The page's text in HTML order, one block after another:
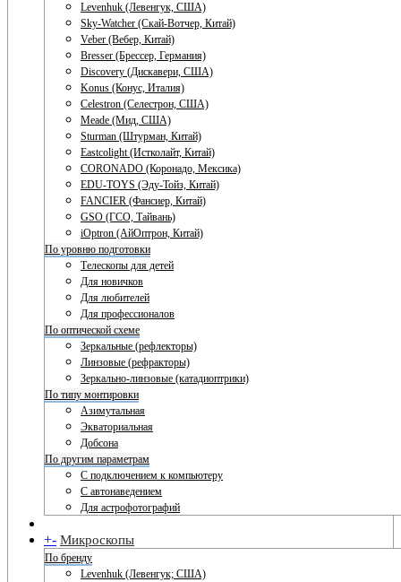
Levenhuk (Левенгук, США)
Sky-Watcher (Скай-Вотчер, Китай)
Veber (Вебер, Китай)
Bresser (Брессер, Германия)
Discovery (Дискавери, США)
Konus (Конус, Италия)
Celestron (Селестрон, США)
Meade (Мид, США)
Sturman (Штурман, Китай)
Eastcolight (Истколайт, Китай)
CORONADO (Коронадо, Мексика)
EDU-TOYS (Эду-Тойз, Китай)
FANCIER (Фансиер, Китай)
GSO (ГСО, Тайвань)
iOptron (АйОптрон, Китай)
По уровню подготовки
Телескопы для детей
Для новичков
Для любителей
Для профессионалов
По оптической схеме
Зеркальные (рефлекторы)
Линзовые (рефракторы)
Зеркально-линзовые (катадиоптрики)
По типу монтировки
Азимутальная
Экваториальная
Добсона
По другим параметрам
С подключением к компьютеру
С автонаведением
Для астрофотографий
+- Микроскопы
По бренду
Levenhuk (Левенгук; США)